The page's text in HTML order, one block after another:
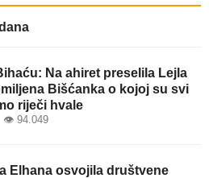
Na ahiret preselila Lejla
Bišćanka o kojoj su svi
riječi hvale
94.049
Elhana osvojila društvene